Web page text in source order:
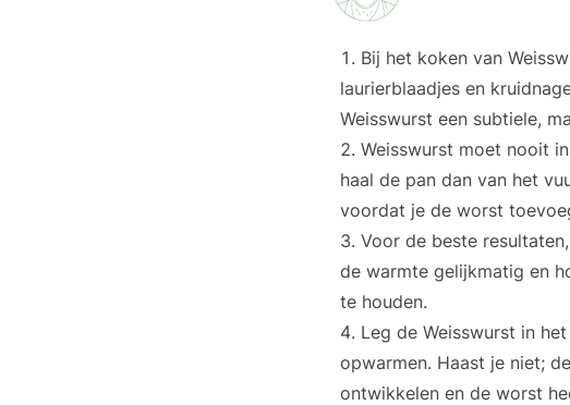
Bij het koken van
laurierblaadjes en
Weisswurst een subtiele,
Weisswurst moet nooit
haal de pan dan van het
voordat je de worst
Voor de beste
de warmte gelijkmatig en
te houden.
Leg de Weisswurst in
opwarmen. Haast je niet;
ontwikkelen en de worst